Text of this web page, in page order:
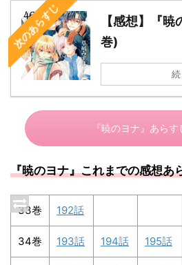
次のあらすじ
【感想】『
巻)
『暁のヨナ』あらす
『暁のヨナ』これまでの感想あ
33巻 192話
34巻 193話 194話 195話